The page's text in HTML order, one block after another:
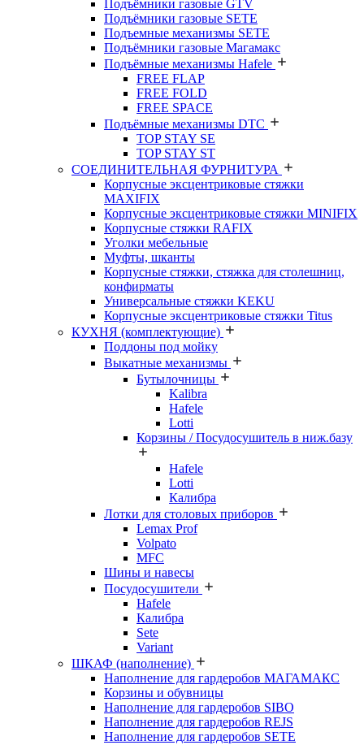
Подъёмники газовые GTV
Подъёмники газовые SETE
Подъемные механизмы SETE
Подъёмники газовые Магамакс
Подъёмные механизмы Hafele
FREE FLAP
FREE FOLD
FREE SPACE
Подъёмные механизмы DTC
TOP STAY SE
TOP STAY ST
СОЕДИНИТЕЛЬНАЯ ФУРНИТУРА
Корпусные эксцентриковые стяжки
MAXIFIX
Корпусные эксцентриковые стяжки MINIFIX
Корпусные стяжки RAFIX
Уголки мебельные
Муфты, шканты
Корпусные стяжки, стяжка для столешниц,
конфирматы
Универсальные стяжки KEKU
Корпусные эксцентриковые стяжки Titus
КУХНЯ (комплектующие)
Поддоны под мойку
Выкатные механизмы
Бутылочницы
Kalibra
Hafele
Lotti
Корзины / Посудосушитель в ниж.базу
Hafele
Lotti
Калибра
Лотки для столовых приборов
Lemax Prof
Volpato
MFC
Шины и навесы
Посудосушители
Hafele
Калибра
Sete
Variant
ШКАФ (наполнение)
Наполнение для гардеробов МАГАМАКС
Корзины и обувницы
Наполнение для гардеробов SIBO
Наполнение для гардеробов REJS
Наполнение для гардеробов SETE